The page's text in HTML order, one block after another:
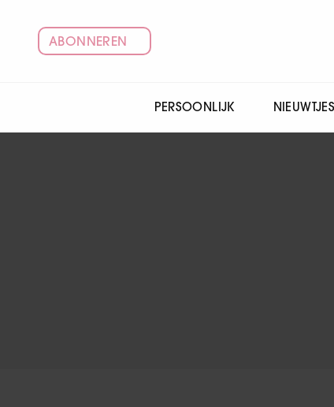
ABONNEREN
PERSOONLIJK NIEUWTJES